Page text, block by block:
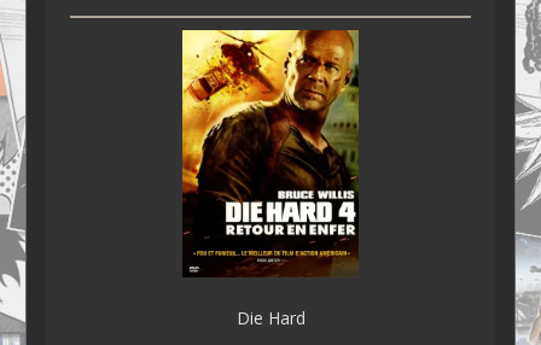
Die Hard